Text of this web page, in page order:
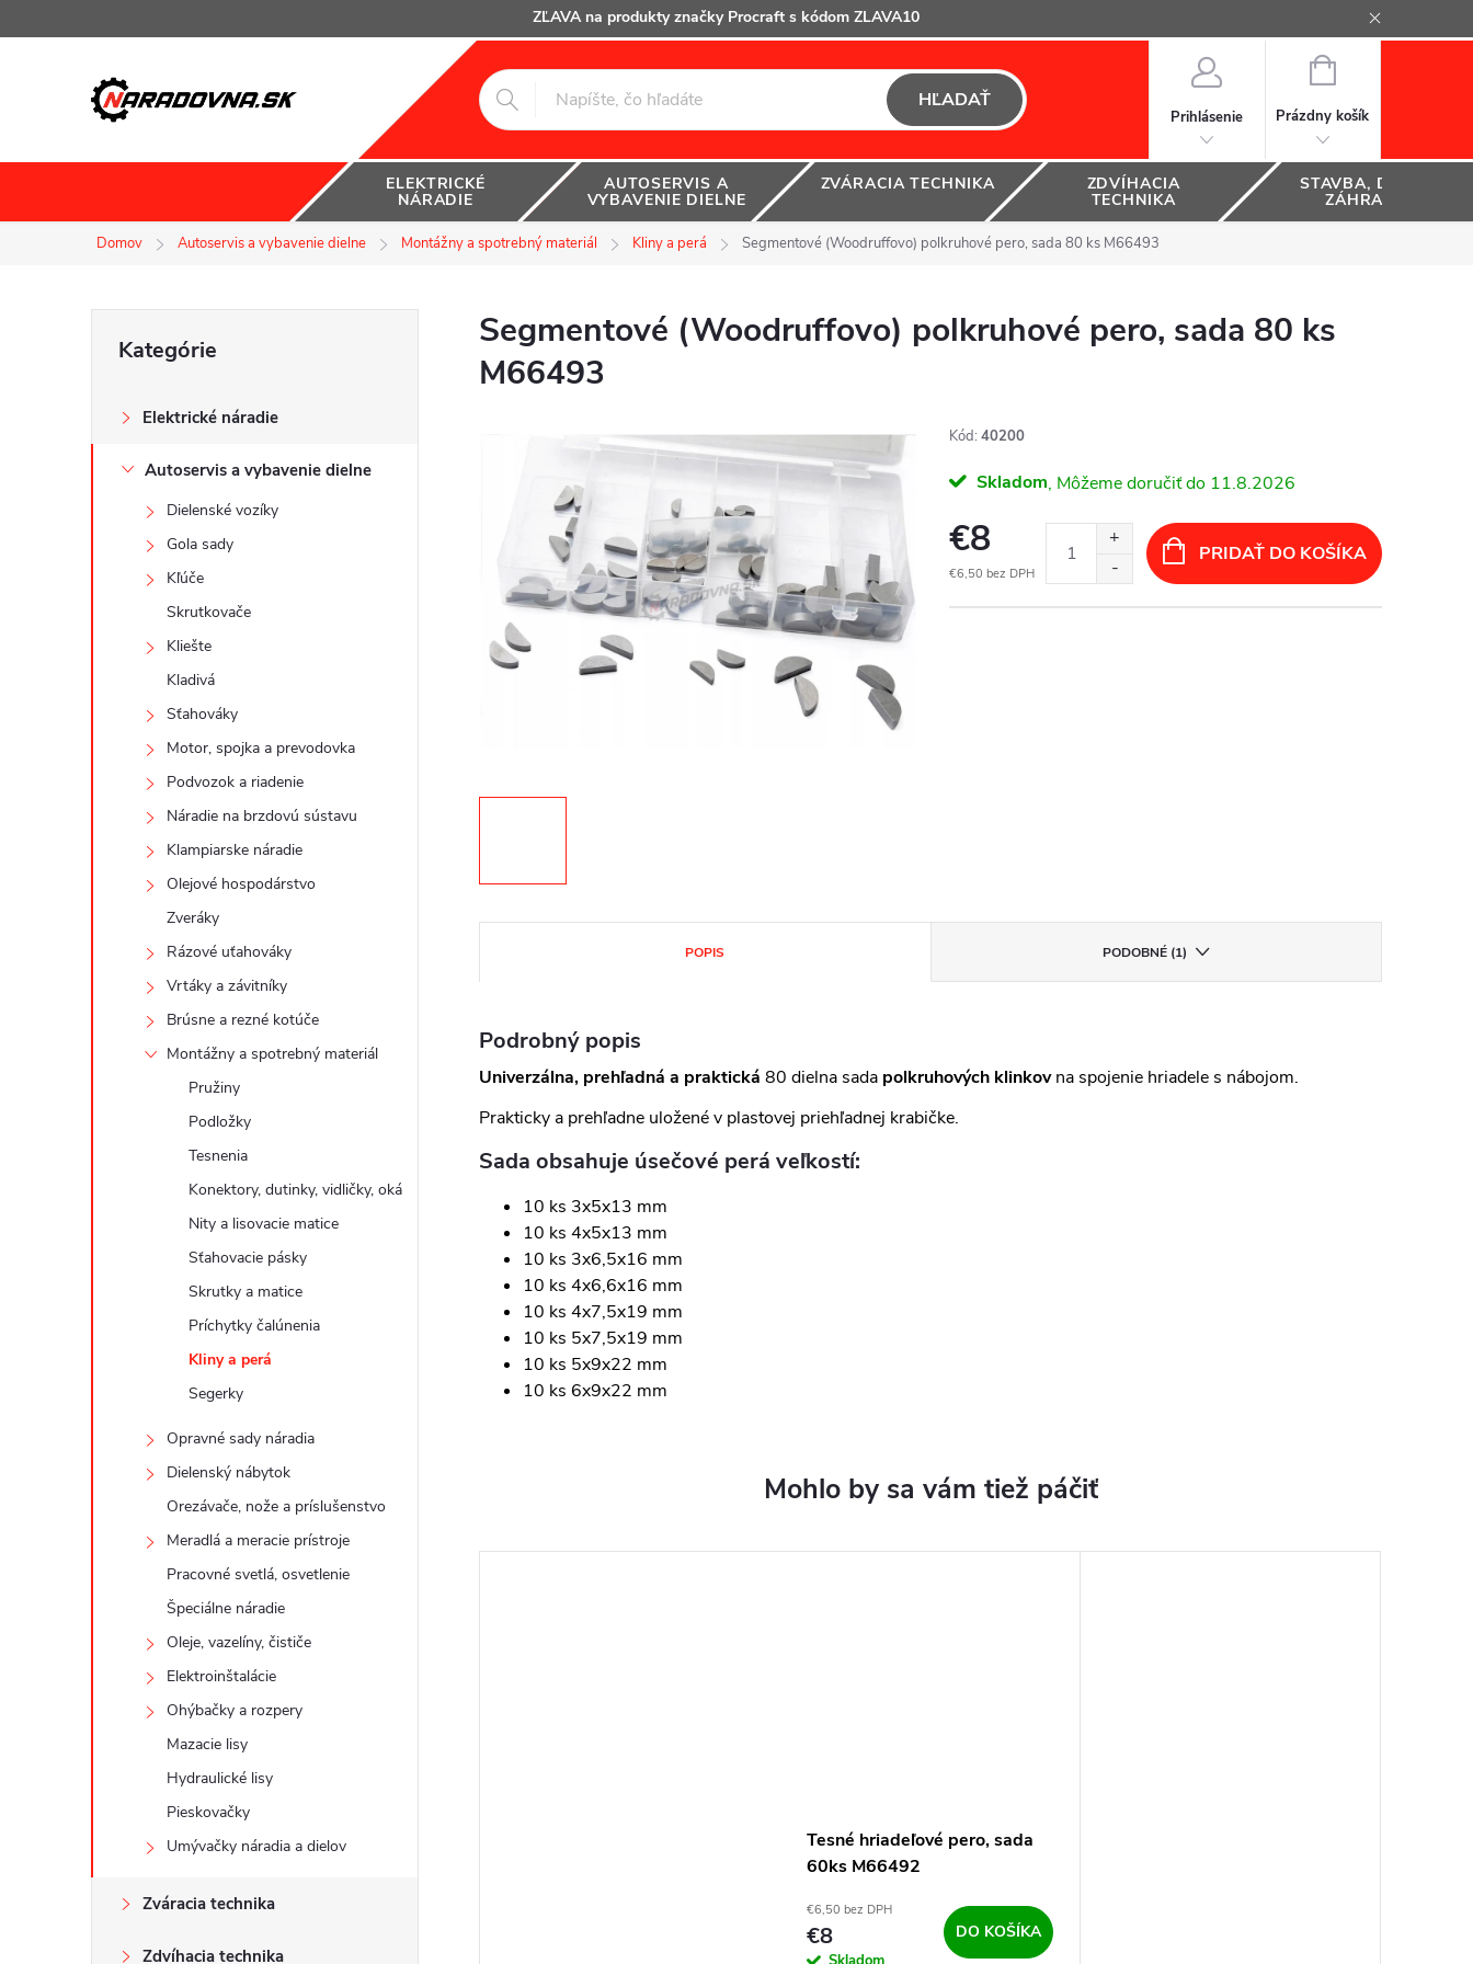
na
ZĽAVA na produkty značky Procraft s kódom ZLAVA10
HĽADAŤ
Prihlásenie
NÁKUPNÝ
Prázdny košík
ELEKTRICKÉ
NÁRADIE
AUTOSERVIS A
VYBAVENIE DIELNE
ZVÁRACIA TECHNIKA ZDVÍHACIA
TECHNIKA
STAVBA, DOM A
ZÁHRADA
Domov Autoservis a vybavenie dielne Montážny a spotrebný materiál Kliny a perá Segmentové (Woodruffovo) polkruhové pero, sada 80 ks M66493
č
kategórie
Kategórie
Elektrické náradie
Autoservis a vybavenie dielne
Dielenské vozíky
Gola sady
Kľúče
Skrutkovače
Kliešte
Kladivá
Sťahováky
Motor, spojka a prevodovka
Podvozok a riadenie
Náradie na brzdovú sústavu
Klampiarske náradie
Olejové hospodárstvo
Zveráky
Rázové uťahováky
Vrtáky a závitníky
Brúsne a rezné kotúče
Montážny a spotrebný materiál
Pružiny
Podložky
Tesnenia
Konektory, dutinky, vidličky, oká
Nity a lisovacie matice
Sťahovacie pásky
Skrutky a matice
Príchytky čalúnenia
Kliny a perá
Segerky
Opravné sady náradia
Dielenský nábytok
Orezávače, nože a príslušenstvo
Meradlá a meracie prístroje
Pracovné svetlá, osvetlenie
Špeciálne náradie
Oleje, vazelíny, čističe
Elektroinštalácie
Ohýbačky a rozpery
Mazacie lisy
Hydraulické lisy
Pieskovačky
Umývačky náradia a dielov
Zváracia technika
Zdvíhacia technika
Segmentové (Woodruffovo) polkruhové pero, sada 80 ks
M66493
Kód: 40200
Skladom 11.8.2026
€8
€6,50 bez DPH
PRIDAŤ DO KOŠÍKA
POPIS PODOBNÉ (1)
Podrobný popis
Univerzálna, prehľadná a praktická 80 dielna sada polkruhových klinkovna spojenie hriadele s nábojom.
Prakticky a prehľadne uložené v plastovej priehľadnej krabičke.
Sada obsahuje úsečové perá veľkostí:
10 ks 3x5x13 mm
10 ks 4x5x13 mm
10 ks 3x6,5x16 mm
10 ks 4x6,6x16 mm
10 ks 4x7,5x19 mm
10 ks 5x7,5x19 mm
10 ks 5x9x22 mm
10 ks 6x9x22 mm
Tesné hriadeľové pero, sada
60ks M66492
€6,50 bez DPH
€8 DO KOŠÍKA